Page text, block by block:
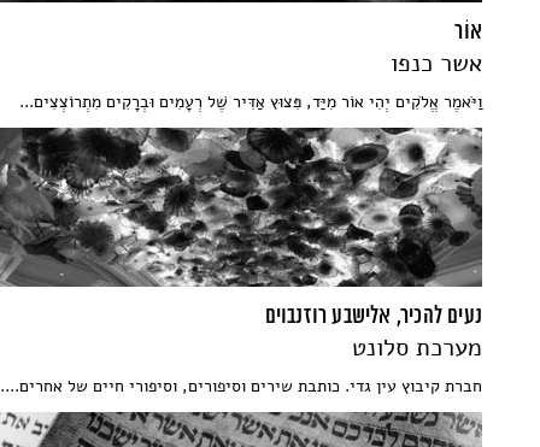
אוֹר
אשר כנפו
וַיֹּאמֶר אֱלֹקִים יְהִי אוֹר מִיַּד, פִּצוּץ אַדִּיר שֶׁל רְעָמִים וּבְרָקִים מִתְרוֹצְצִים...
נעים להכיר, אלישבע רוזנבוים
מערכת סלונט
חברת קיבוץ עין גדי. כותבת שירים וסיפורים, וסיפורי חיים של אחרים....